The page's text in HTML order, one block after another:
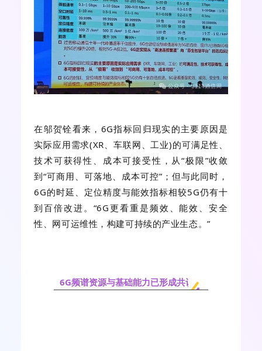
在邬贺铨看来，6G指标回归现实的主要原因是
实际应用需求(XR、车联网、工业)的可满足性、
技术可获得性、成本可接受性，从“极限”收敛
到“可商用、可落地、成本可控”；但与此同时，
6G的时延、定位精度与能效指标相较5G仍有十
到百倍改进。“6G更看重是频效、能效、安全
性、网可运维性，构建可持续的产业生态。”
6G频谱资源与基础能力已形成共识